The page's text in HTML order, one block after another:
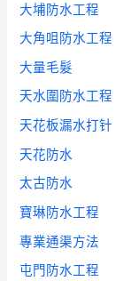
大埔防水工程
大角咀防水工程
大量毛髮
天水圍防水工程
天花板漏水打针
天花防水
太古防水
寶琳防水工程
專業通渠方法
屯門防水工程